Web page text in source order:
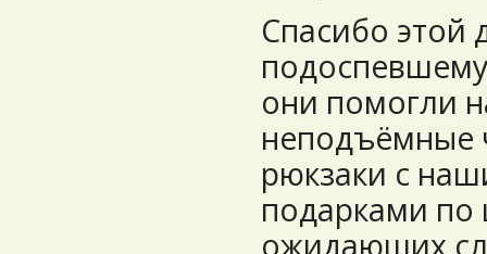
Спасибо
они помогли
неподъёмные
рюкзаки с
подарками
ожидающих